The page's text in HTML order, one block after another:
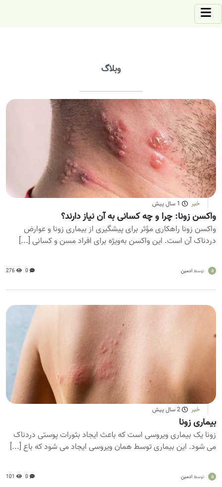
وبلاگ
خبر 1 سال پیش
واکسن زونا: چرا و چه کسانی به آن نیاز دارند؟
واکسن زونا راهکاری مؤثر برای پیشگیری از بیماری زونا و عوارض
دردناک آن است. این واکسن به‌ویژه برای افراد مسن و کسانی [...]
a توسط ادمین 0
276
خبر 2 سال پیش
بیماری زونا
زونا یک بیماری ویروسی است که باعث ایجاد بثورات پوستی دردناک
می شود. این بیماری توسط همان ویروسی ایجاد می شود که باع [...]
a توسط ادمین 0
101